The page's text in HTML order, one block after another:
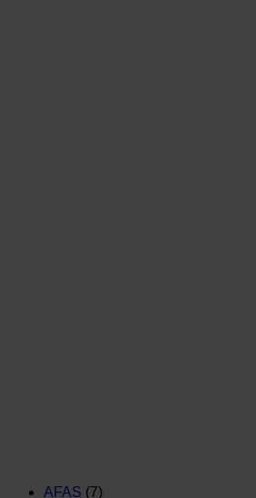
AFAS (7)